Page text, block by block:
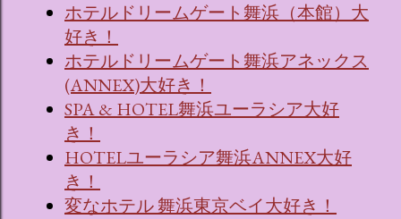
ホテルドリームゲート舞浜（本館）大
好き！
ホテルドリームゲート舞浜アネックス
(ANNEX)大好き！
SPA & HOTEL舞浜ユーラシア大好
き！
HOTELユーラシア舞浜ANNEX大好
き！
変なホテル 舞浜東京ベイ大好き！